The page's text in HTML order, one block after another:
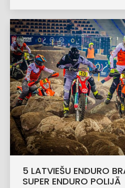
5 LATVIEŠU ENDURO
SUPER ENDURO POLIJĀ